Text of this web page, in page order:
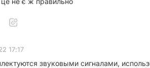
17:17
звуковыми сигналами,